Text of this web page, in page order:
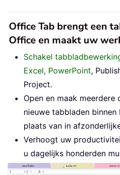
Office Tab brengt een
Office en maakt uw
Schakel
Excel, PowerPoint,
Project.
Open en maak meerdere
nieuwe tabbladen
plaats van in
Verhoogt uw
u dagelijks honderden